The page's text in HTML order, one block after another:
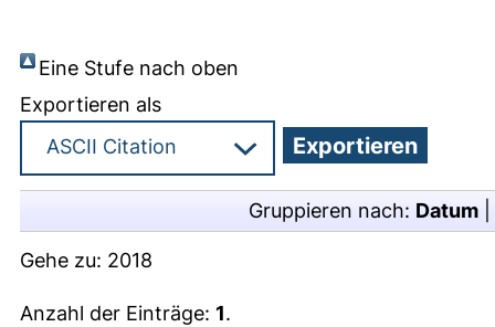
Eine Stufe nach oben
Exportieren als
Gruppieren nach: Datum
Gehe zu: 2018
Anzahl der Einträge: 1.